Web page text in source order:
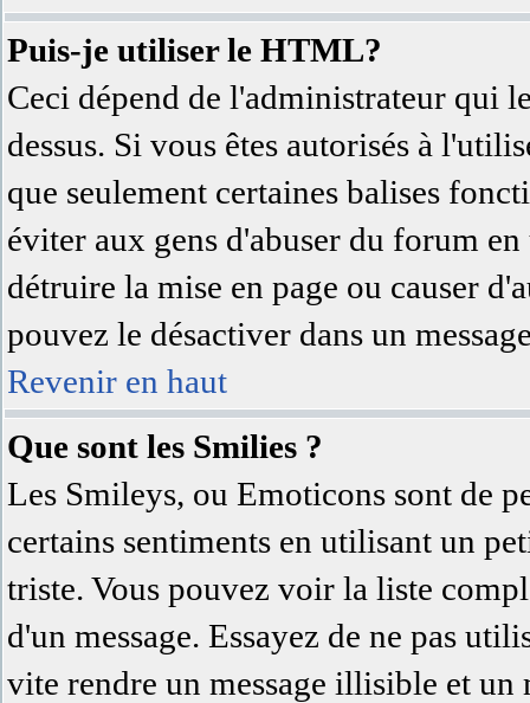
Puis-je utiliser le HTML?
Ceci dépend de l'administrateur qui
dessus. Si vous êtes autorisés à
que seulement certaines balises
éviter aux gens d'abuser du forum
détruire la mise en page ou causer
pouvez le désactiver dans un
Revenir en haut
Que sont les Smilies ?
Les Smileys, ou Emoticons sont de
certains sentiments en utilisant un
triste. Vous pouvez voir la liste
d'un message. Essayez de ne pas
vite rendre un message illisible et